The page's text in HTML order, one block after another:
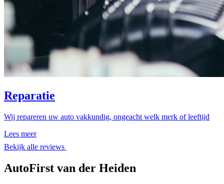
Reparatie
Wij repareren uw auto vakkundig, ongeacht welk merk of leeftijd
Lees meer
Bekijk alle reviews
AutoFirst van der Heiden